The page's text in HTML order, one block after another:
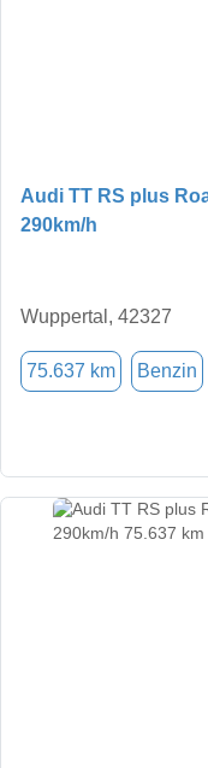
Audi TT RS plus
290km/h
Wuppertal, 42327
75.637 km Benzin